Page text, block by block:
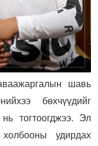
шавь
бөхчүүдийг
тогтоогджээ. Эл
удирдах